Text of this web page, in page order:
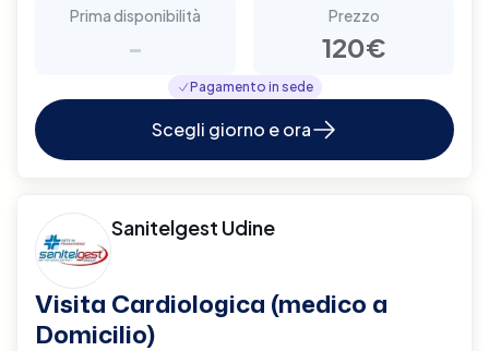
Prima disponibilità
-
Prezzo
120€
Pagamento in sede
Scegli giorno e ora
Sanitelgest Udine
Visita Cardiologica (medico a
Domicilio)